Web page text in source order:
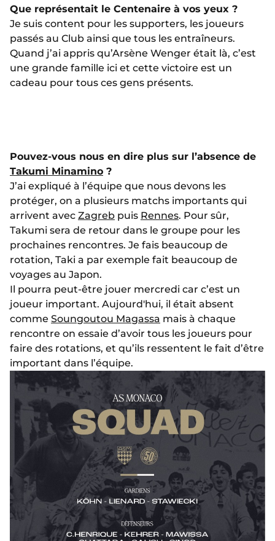
Que représentait le Centenaire à vos yeux ?
Je suis content pour les supporters, les joueurs
passés au Club ainsi que tous les entraîneurs.
Quand j’ai appris qu’Arsène Wenger était là, c’est
une grande famille ici et cette victoire est un
cadeau pour tous ces gens présents.
Pouvez-vous nous en dire plus sur l’absence de
Takumi Minamino ?
J’ai expliqué à l’équipe que nous devons les
protéger, on a plusieurs matchs importants qui
arrivent avec Zagreb puis Rennes. Pour sûr,
Takumi sera de retour dans le groupe pour les
prochaines rencontres. Je fais beaucoup de
rotation, Taki a par exemple fait beaucoup de
voyages au Japon.
Il pourra peut-être jouer mercredi car c’est un
joueur important. Aujourd'hui, il était absent
comme Soungoutou Magassa mais à chaque
rencontre on essaie d’avoir tous les joueurs pour
faire des rotations, et qu’ils ressentent le fait d’être
important dans l’équipe.